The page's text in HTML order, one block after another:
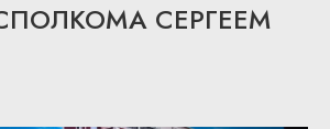
СЕРГЕЕМ